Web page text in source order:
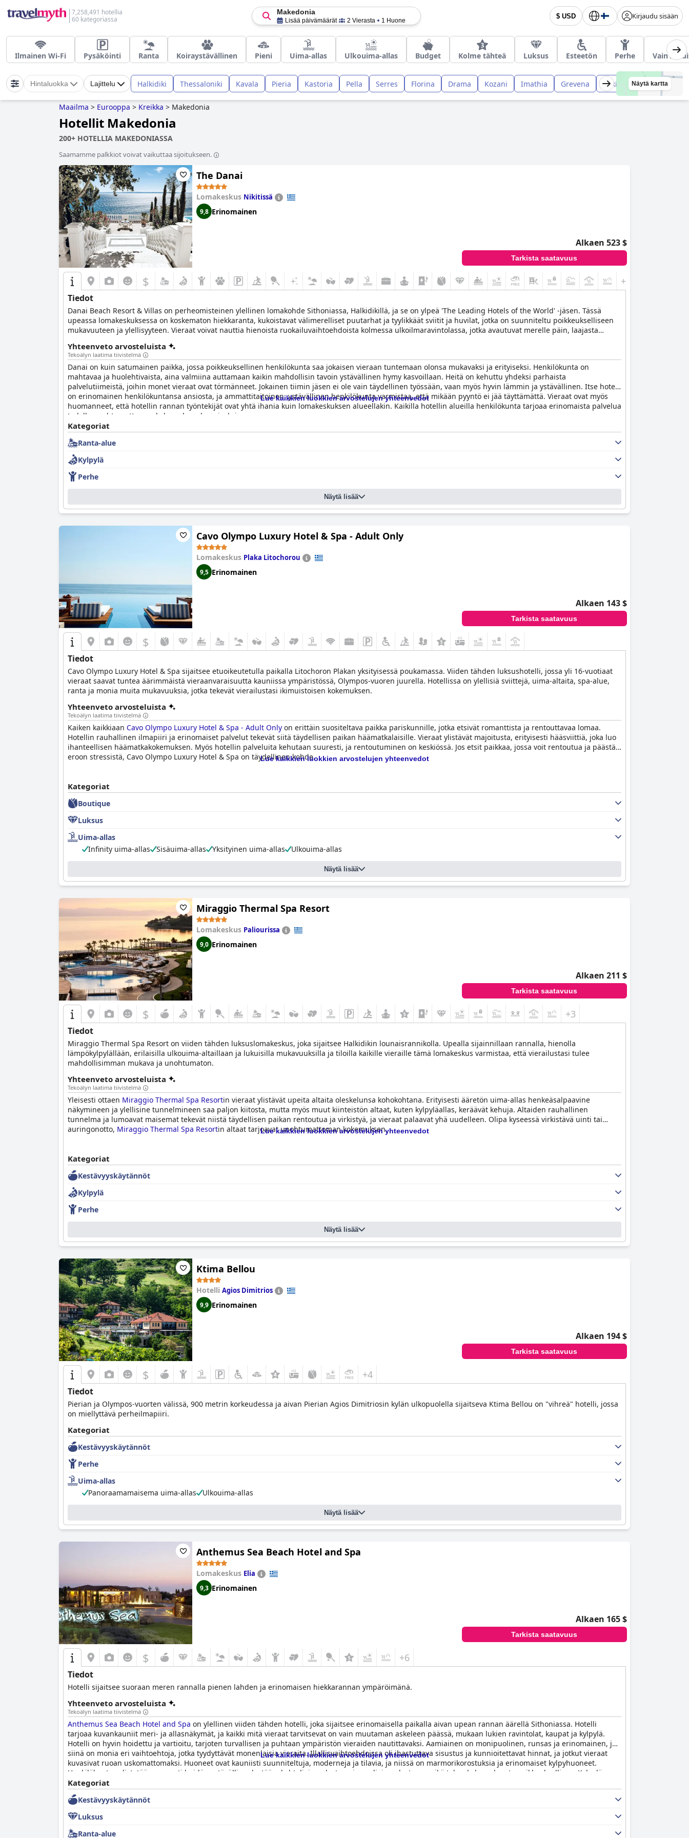
7,258,491 hotellia
60 kategoriassa
$ USD Kirjaudu sisään
Makedonia
Lisää päivämäärät 2 Vierasta 1 Huone
Ilmainen Wi-Fi Pysäköinti Ranta Koiraystävällinen Pieni Uima-allas Ulkouima-allas Budget Kolme tähteä Luksus Esteetön Perhe Vain
Hintaluokka Lajittelu Halkidiki Thessaloniki Kavala Pieria Kastoria Pella Serres Florina Drama Kozani Imathia Grevena Kilkis Näytä kartta
Maailma > Eurooppa > Kreikka > Makedonia
Hotellit Makedonia
200+ HOTELLIA MAKEDONIASSA
Saamamme palkkiot voivat vaikuttaa sijoitukseen.
The Danai
Lomakeskus Nikitissä
9,8 Erinomainen
Alkaen 523 $
Tarkista saatavuus
$ +3
Tiedot
Danai Beach Resort & Villas on perheomisteinen ylellinen lomakohde Sithoniassa, Halkidikillä, ja se on ylpeä 'The Leading Hotels of the World' -jäsen. Tässä
upeassa lomakeskuksessa on koskematon hiekkaranta, kukoistavat välimerelliset puutarhat ja tyylikkäät sviitit ja huvilat, jotka on suunniteltu poikkeukselliseen
mukavuuteen ja ylellisyyteen. Vieraat voivat nauttia hienoista ruokailuvaihtoehdoista kolmessa ulkoilmaravintolassa, jotka avautuvat merelle päin, laajasta
olevat mukavuudet, kuten vesiurheiluasema, takaavat unohtumattoman loman, joka on täynnä vapaa-aikaa ja seikkailuja.
Yhteenveto arvosteluista
Tekoälyn laatima tiivistelmä
Danai on kuin satumainen paikka, jossa poikkeuksellinen henkilökunta saa jokaisen vieraan tuntemaan olonsa mukavaksi ja erityiseksi. Henkilökunta on
mahtavaa ja huolehtivaista, aina valmiina auttamaan kaikin mahdollisin tavoin ystävällinen hymy kasvoillaan. Heitä on kehuttu yhdeksi parhaista
palvelutiimeistä, joihin monet vieraat ovat törmänneet. Jokainen tiimin jäsen ei ole vain täydellinen työssään, vaan myös hyvin lämmin ja ystävällinen. Itse hotelli
on erinomainen henkilökuntansa ansiosta, ja ammattitaitoinen, ystävällinen henkilökunta varmistaa, että mikään pyyntö ei jää täyttämättä. Vieraat ovat myös
huomanneet, että hotellin rannan työntekijät ovat yhtä ihania kuin lomakeskuksen alueellakin. Kaikilla hotellin alueilla henkilökunta tarjoaa erinomaista palvelua
todella unohtumattoman kokemuksen luomiseksi.
Lue kaikkien luokkien arvostelujen yhteenvedot
Kategoriat
Ranta-alue
Kylpylä
Perhe
Näytä lisää
Cavo Olympo Luxury Hotel & Spa - Adult Only
Lomakeskus Plaka Litochorou
9,5 Erinomainen
Alkaen 143 $
Tarkista saatavuus
$
Tiedot
Cavo Olympo Luxury Hotel & Spa sijaitsee etuoikeutetulla paikalla Litochoron Plakan yksityisessä poukamassa. Viiden tähden luksushotelli, jossa yli 16-vuotiaat
vieraat saavat tuntea äärimmäistä vieraanvaraisuutta kauniissa ympäristössä, Olympos-vuoren juurella. Hotellissa on ylellisiä sviittejä, uima-altaita, spa-alue,
ranta ja monia muita mukavuuksia, jotka tekevät vierailustasi ikimuistoisen kokemuksen.
Yhteenveto arvosteluista
Tekoälyn laatima tiivistelmä
Kaiken kaikkiaan Cavo Olympo Luxury Hotel & Spa - Adult Only on erittäin suositeltava paikka pariskunnille, jotka etsivät romanttista ja rentouttavaa lomaa.
Hotellin rauhallinen ilmapiiri ja erinomaiset palvelut tekevät siitä täydellisen paikan häämatkalaisille. Vieraat ylistävät majoitusta, erityisesti hääsviittiä, joka luo
ihanteellisen häämatkakokemuksen. Myös hotellin palveluita kehutaan suuresti, ja rentoutuminen on keskiössä. Jos etsit paikkaa, jossa voit rentoutua ja päästä
eroon stressistä, Cavo Olympo Luxury Hotel & Spa on täydellinen kohde.Lue kaikkien luokkien arvostelujen yhteenvedot
Kategoriat
Boutique
Luksus
Uima-allas
Infinity uima-allas
Sisäuima-allas Yksityinen uima-allas Ulkouima-allas
Näytä lisää
Miraggio Thermal Spa Resort
Lomakeskus Paliourissa
9,0 Erinomainen
Alkaen 211 $
Tarkista saatavuus
$ +3
Tiedot
Miraggio Thermal Spa Resort on viiden tähden luksuslomakeskus, joka sijaitsee Halkidikin lounaisrannikolla. Upealla sijainnillaan rannalla, hienolla
lämpökylpylällään, erilaisilla ulkouima-altaillaan ja lukuisilla mukavuuksilla ja tiloilla kaikille vieraille tämä lomakeskus varmistaa, että vierailustasi tulee
mahdollisimman mukava ja unohtumaton.
Yhteenveto arvosteluista
Tekoälyn laatima tiivistelmä
Yleisesti ottaen Miraggio Thermal Spa Resortin vieraat ylistävät upeita altaita oleskelunsa kohokohtana. Erityisesti ääretön uima-allas henkeäsalpaavine
näkymineen ja ylellisine tunnelmineen saa paljon kiitosta, mutta myös muut kiinteistön altaat, kuten kylpyläallas, keräävät kehuja. Altaiden rauhallinen
tunnelma ja lumoavat maisemat tekevät niistä täydellisen paikan rentoutua ja virkistyä, ja vieraat palaavat yhä uudelleen. Olipa kyseessä virkistävä uinti tai
auringonotto, Miraggio Thermal Spa Resortin altaat tarjoavat unohtumattoman kokemuksen.
Lue kaikkien luokkien arvostelujen yhteenvedot
Kategoriat
Kestävyyskäytännöt
Kylpylä
Perhe
Näytä lisää
Ktima Bellou
Hotelli Agios Dimitrios
9,9 Erinomainen
Alkaen 194 $
Tarkista saatavuus
$ +4
Tiedot
Pierian ja Olympos-vuorten välissä, 900 metrin korkeudessa ja aivan Pierian Agios Dimitriosin kylän ulkopuolella sijaitseva Ktima Bellou on "vihreä" hotelli, jossa
on miellyttävä perheilmapiiri.
Kategoriat
Kestävyyskäytännöt
Perhe
Uima-allas
Panoraamamaisema uima-allas
Ulkouima-allas
Näytä lisää
Anthemus Sea Beach Hotel and Spa
Lomakeskus Elia
9,3 Erinomainen
Alkaen 165 $
Tarkista saatavuus
$ +6
Tiedot
Hotelli sijaitsee suoraan meren rannalla pienen lahden ja erinomaisen hiekkarannan ympäröimänä.
Yhteenveto arvosteluista
Tekoälyn laatima tiivistelmä
Anthemus Sea Beach Hotel and Spa on ylellinen viiden tähden hotelli, joka sijaitsee erinomaisella paikalla aivan upean rannan äärellä Sithoniassa. Hotelli
tarjoaa kuvankauniit meri- ja allasnäkymät, ja kaikki mitä vieraat tarvitsevat on vain muutaman askeleen päässä, mukaan lukien ravintolat, kaupat ja kylpylä.
Hotelli on hyvin hoidettu ja vartioitu, tarjoten turvallisen ja puhtaan ympäristön vieraiden nautittavaksi. Aamiainen on monipuolinen, runsas ja erinomainen, ja
siinä on monia eri vaihtoehtoja, jotka tyydyttävät monenlaisia vieraita. Illallisvaihtoehdoissa oli ihastuttava sisustus ja kunnioitettavat hinnat, ja jotkut vieraat
kuvasivat ruoan uskomattomaksi. Huoneet ovat kauniisti suunniteltuja, moderneja ja tilavia, ja niissä on marmorikorostuksia ja erinomaiset kylpyhuoneet.
Henkilökuntaa ylistetään suuresti heidän ystävällisyydestään, kohteliaisuudestaan ja avuliaisuudestaan, mikä tekee kokemuksesta poikkeuksellisen. Kylpylän
tilat ovat yleisesti ottaen tyydyttävät, ja uima-allas- ja ranta-alueet ovat aina puhtaita ja kristallinkirkas matala vesi sopii erinomaisesti lapsille. Yksityinen ranta
on kaunis, puhdas ja hyvin hoidettu, joten se on täydellinen lapsiperheille. Kaiken kaikkiaanAnthemus Sea Beach Hotel and Spaon upea viiden tähden hotelli,
joka tarjoaa poikkeukselliset tilat ja palvelut, mikä tekee siitä yhden parhaista hotelleista yöpyä.
Lue kaikkien luokkien arvostelujen yhteenvedot
Kategoriat
Kestävyyskäytännöt
Luksus
Ranta-alue